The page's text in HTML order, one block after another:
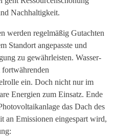
Nachhaltigkeit.
werden regelmäßig Gutachten
Standort angepasste und
zu gewährleisten. Wasser-
ein. Doch nicht nur im
Energien zum Einsatz. Ende
das Dach des
an Emissionen eingespart wird,